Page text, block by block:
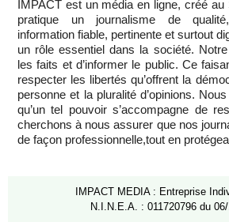
IMPACT est un média en ligne, créé au
pratique un journalisme de
information fiable, pertinente et surtout
un rôle essentiel dans la société.
les faits et d’informer le public. Ce
respecter les libertés qu’offrent la
personne et la pluralité d’opinions.
qu’un tel pouvoir s’accompagne de
cherchons à nous assurer que nos
de façon professionnelle,tout en
IMPACT MEDIA : Entreprise
N.I.N.E.A. : 011720796 du